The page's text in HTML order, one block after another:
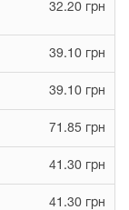
32.20 грн
39.10 грн
39.10 грн
71.85 грн
41.30 грн
41.30 грн